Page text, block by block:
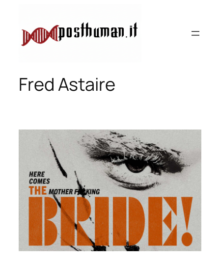
contenuto
Fred Astaire